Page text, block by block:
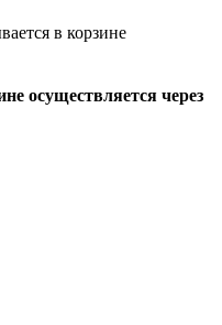
в корзине
осуществляется через